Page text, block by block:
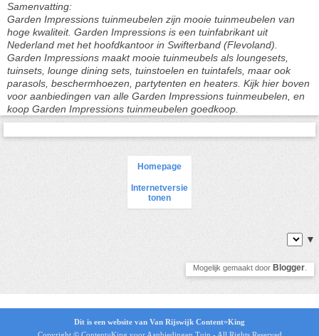
Samenvatting:
Garden Impressions tuinmeubelen zijn mooie tuinmeubelen van
hoge kwaliteit. Garden Impressions is een tuinfabrikant uit
Nederland met het hoofdkantoor in Swifterband (Flevoland).
Garden Impressions maakt mooie tuinmeubels als loungesets,
tuinsets, lounge dining sets, tuinstoelen en tuintafels, maar ook
parasols, beschermhoezen, partytenten en heaters. Kijk hier boven
voor aanbiedingen van alle Garden Impressions tuinmeubelen, en
koop Garden Impressions tuinmeubelen goedkoop.
Homepage
Internetversie
tonen
▼
Mogelijk gemaakt door Blogger
Dit is een website van Van Rijswijk Content=King